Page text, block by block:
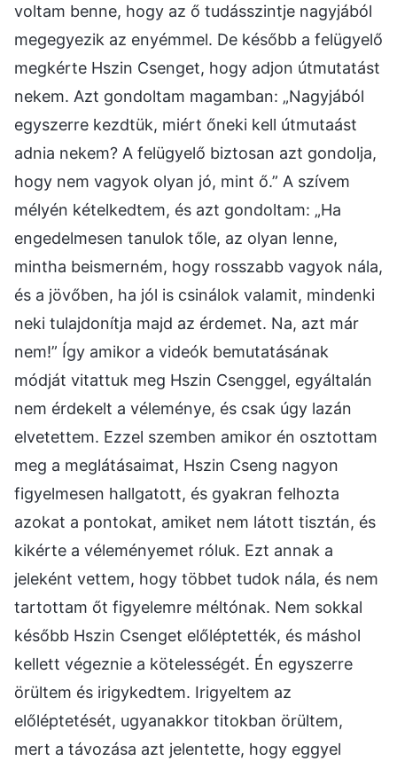
voltam benne, hogy az ő tudásszintje nagyjából
megegyezik az enyémmel. De később a felügyelő
megkérte Hszin Csenget, hogy adjon útmutatást
nekem. Azt gondoltam magamban: „Nagyjából
egyszerre kezdtük, miért őneki kell útmutaást
adnia nekem? A felügyelő biztosan azt gondolja,
hogy nem vagyok olyan jó, mint ő.” A szívem
mélyén kételkedtem, és azt gondoltam: „Ha
engedelmesen tanulok tőle, az olyan lenne,
mintha beismerném, hogy rosszabb vagyok nála,
és a jövőben, ha jól is csinálok valamit, mindenki
neki tulajdonítja majd az érdemet. Na, azt már
nem!” Így amikor a videók bemutatásának
módját vitattuk meg Hszin Csenggel, egyáltalán
nem érdekelt a véleménye, és csak úgy lazán
elvetettem. Ezzel szemben amikor én osztottam
meg a meglátásaimat, Hszin Cseng nagyon
figyelmesen hallgatott, és gyakran felhozta
azokat a pontokat, amiket nem látott tisztán, és
kikérte a véleményemet róluk. Ezt annak a
jeleként vettem, hogy többet tudok nála, és nem
tartottam őt figyelemre méltónak. Nem sokkal
később Hszin Csenget előléptették, és máshol
kellett végeznie a kötelességét. Én egyszerre
örültem és irigykedtem. Irigyeltem az
előléptetését, ugyanakkor titokban örültem,
mert a távozása azt jelentette, hogy eggyel